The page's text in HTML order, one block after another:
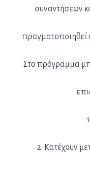
συναντήσεων
πραγματοποιηθεί
Στο πρόγραμμα
2. Κατέχουν